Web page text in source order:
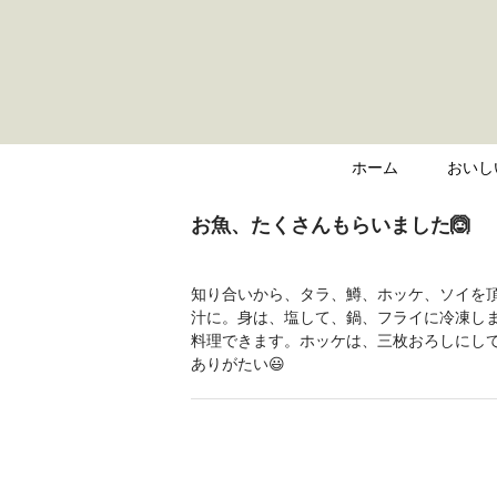
ホーム おい
お魚、たくさんもらいました🙆
知り合いから、タラ、鱒、ホッケ、ソイを
汁に。身は、塩して、鍋、フライに冷凍し
料理できます。ホッケは、三枚おろしにし
ありがたい😃